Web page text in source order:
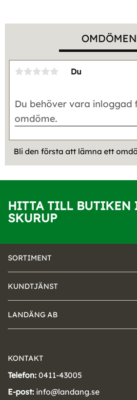
OMDÖMEN
Du
Bli den första att lämna ett
HITTA TILL BUTIKEN
SKURUP
SORTIMENT
KUNDTJÄNST
LANDÄNG AB
KONTAKT
Telefon: 0411-43005
E-post: info@landang.se